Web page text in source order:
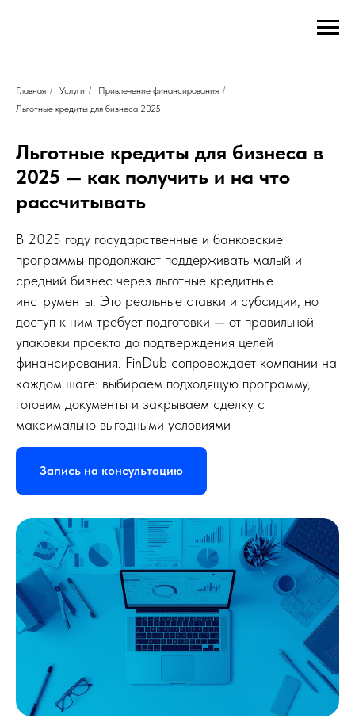
Привлечение
финансирования
Капитализация
компании
Налоговые
и
Патентование
и
защита
ИС
Инновационные
кластеры
Финансирование
управление
бизнесом
FinDub
стр.
Москва,
Телефон:
444-
почта:
finansovyyeuslugi@mail.ru
Главная / Услуги / Привлечение финансирования /
Льготные кредиты для бизнеса 2025
Льготные кредиты для бизнеса в
2025 — как получить и на что
рассчитывать
В 2025 году государственные и банковские
программы продолжают поддерживать малый и
средний бизнес через льготные кредитные
инструменты. Это реальные ставки и субсидии, но
доступ к ним требует подготовки — от правильной
упаковки проекта до подтверждения целей
финансирования. FinDub сопровождает компании на
каждом шаге: выбираем подходящую программу,
готовим документы и закрываем сделку с
максимально выгодными условиями
Запись на консультацию